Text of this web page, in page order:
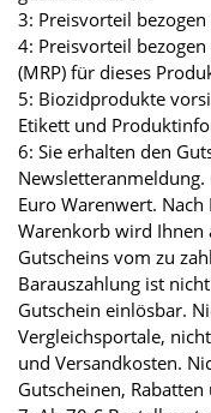
3: Preisvorteil
4: Preisvorteil
(MRP) für dieses
5: Biozidprodukte
Etikett und
6: Sie erhalten den
Euro Warenwert. Nach
Warenkorb wird Ihnen
Gutscheins vom zu
Barauszahlung ist
Gutschein einlösbar.
Vergleichsportale,
und Versandkosten.
Gutscheinen,